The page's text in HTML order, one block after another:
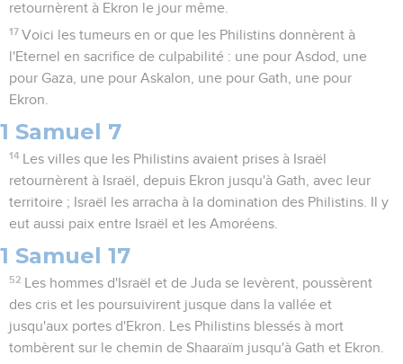
retournèrent à Ekron le jour même.
17 Voici les tumeurs en or que les Philistins donnèrent à
l'Eternel en sacrifice de culpabilité : une pour Asdod, une
pour Gaza, une pour Askalon, une pour Gath, une pour
Ekron.
1 Samuel 7
14
Les villes que les Philistins avaient prises à Israël
retournèrent à Israël, depuis Ekron jusqu'à Gath, avec leur
territoire ; Israël les arracha à la domination des Philistins. Il y
eut aussi paix entre Israël et les Amoréens.
1 Samuel 17
52
Les hommes d'Israël et de Juda se levèrent, poussèrent
des cris et les poursuivirent jusque dans la vallée et
jusqu'aux portes d'Ekron. Les Philistins blessés à mort
tombèrent sur le chemin de Shaaraïm jusqu'à Gath et Ekron.